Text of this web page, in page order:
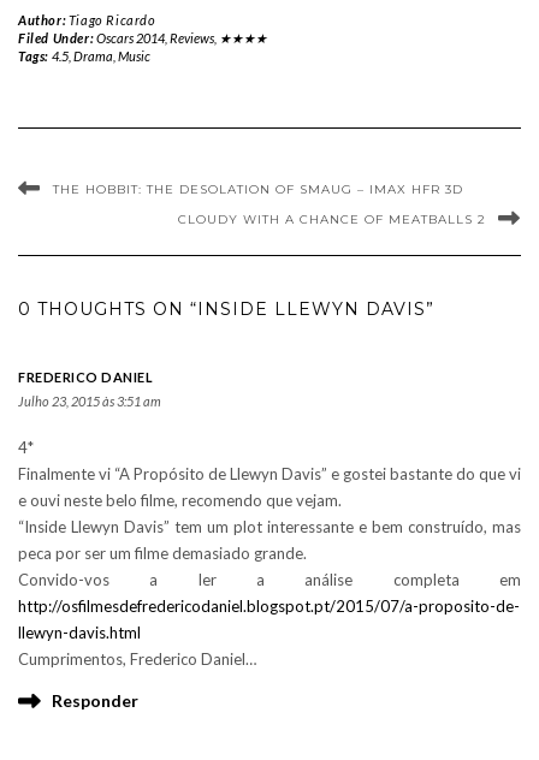
Author:Tiago Ricardo
Filed Under:Oscars 2014, Reviews, ★★★★
Tags: 4.5, Drama Music
THE HOBBIT: THE DESOLATION OF SMAUG – IMAX HFR 3D
CLOUDY WITH A CHANCE OF MEATBALLS 2
0 THOUGHTS ON “INSIDE LLEWYN DAVIS”
FREDERICO DANIEL
Julho 23, 2015 às 3:51 am
4*
Finalmente vi “A Propósito de Llewyn Davis” e gostei bastante do que vi
e ouvi neste belo filme, recomendo que vejam.
“Inside Llewyn Davis” tem um plot interessante e bem construído, mas
peca por ser um filme demasiado grande.
Convido-vos a ler a análise completa em
http://osfilmesdefredericodaniel.blogspot.pt/2015/07/a-proposito-de-
llewyn-davis.html
Cumprimentos, Frederico Daniel…
Responder